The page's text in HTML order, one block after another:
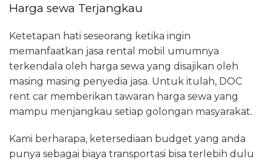
Harga sewa Terjangkau
Ketetapan hati seseorang ketika ingin
memanfaatkan jasa rental mobil umumnya
terkendala oleh harga sewa yang disajikan oleh
masing masing penyedia jasa. Untuk itulah, DOC
rent car memberikan tawaran harga sewa yang
mampu menjangkau setiap golongan masyarakat.
Kami berharapa, ketersediaan budget yang anda
punya sebagai biaya transportasi bisa terlebih dulu